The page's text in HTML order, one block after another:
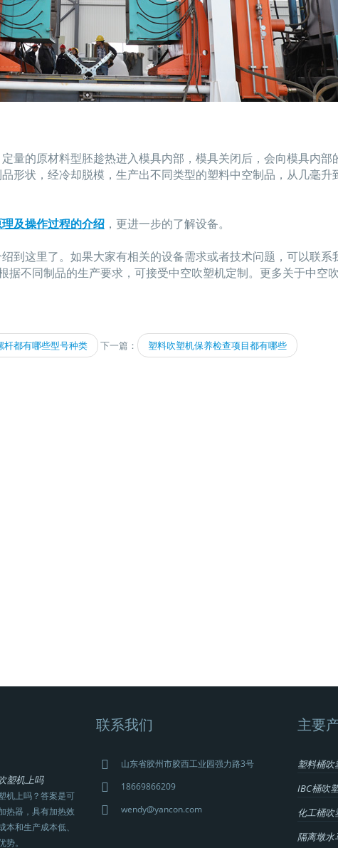
量的原材料型胚趁热进入模具内部，模具关闭后，会向模具内部
形状，经冷却脱模，生产出不同类型的塑料中空制品，从几毫升
及操作过程的介绍 ，更进一步的了解设备。
到这里了。如果大家有相关的设备需求或者技术问题，可以联系
据不同制品的生产要求，可接受中空吹塑机定制。更多关于中空
杆都有哪些型号种类 下一篇： 塑料吹塑机保养检查项目都有哪些
塑机上吗
机上吗？答案是可
热器，具有加热效
和生产成本低、
。
联系我们
山东省胶州市胶西工业园强力路3号
18669866209
wendy@yancon.com
主要
塑料桶吹
IBC桶吹
化工桶吹
隔离墩水